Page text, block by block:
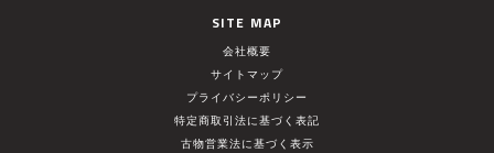
SITE MAP
会社概要
サイトマップ
プライバシーポリシー
特定商取引法に基づく表記
古物営業法に基づく表示